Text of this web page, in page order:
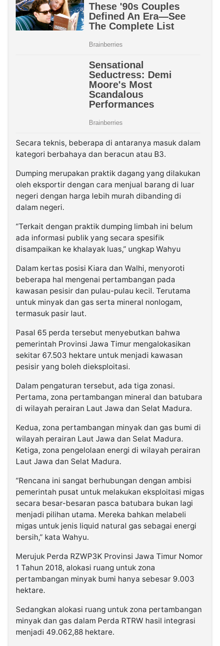
Secara teknis, beberapa di antaranya masuk dalam
kategori berbahaya dan beracun atau B3.
Dumping merupakan praktik dagang yang dilakukan
oleh eksportir dengan cara menjual barang di luar
negeri dengan harga lebih murah dibanding di
dalam negeri.
“Terkait dengan praktik dumping limbah ini belum
ada informasi publik yang secara spesifik
disampaikan ke khalayak luas,” ungkap Wahyu
Dalam kertas posisi Kiara dan Walhi, menyoroti
beberapa hal mengenai pertambangan pada
kawasan pesisir dan pulau-pulau kecil. Terutama
untuk minyak dan gas serta mineral nonlogam,
termasuk pasir laut.
Pasal 65 perda tersebut menyebutkan bahwa
pemerintah Provinsi Jawa Timur mengalokasikan
sekitar 67.503 hektare untuk menjadi kawasan
pesisir yang boleh dieksploitasi.
Dalam pengaturan tersebut, ada tiga zonasi.
Pertama, zona pertambangan mineral dan batubara
di wilayah perairan Laut Jawa dan Selat Madura.
Kedua, zona pertambangan minyak dan gas bumi di
wilayah perairan Laut Jawa dan Selat Madura.
Ketiga, zona pengelolaan energi di wilayah perairan
Laut Jawa dan Selat Madura.
“Rencana ini sangat berhubungan dengan ambisi
pemerintah pusat untuk melakukan eksploitasi migas
secara besar-besaran pasca batubara bukan lagi
menjadi pilihan utama. Mereka bahkan melabeli
migas untuk jenis liquid natural gas sebagai energi
bersih,” kata Wahyu.
Merujuk Perda RZWP3K Provinsi Jawa Timur Nomor
1 Tahun 2018, alokasi ruang untuk zona
pertambangan minyak bumi hanya sebesar 9.003
hektare.
Sedangkan alokasi ruang untuk zona pertambangan
minyak dan gas dalam Perda RTRW hasil integrasi
menjadi 49.062,88 hektare.